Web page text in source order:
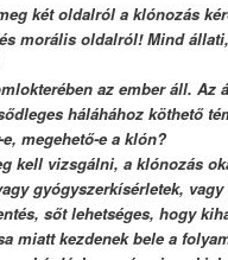
két oldalról a klónozás
morális oldalról! Mind
az ember áll. Az
háláhához köthető
megehető-e a klón?
kell vizsgálni, a klónozás
gyógyszerkísérletek, vagy
sőt lehetséges, hogy
miatt kezdenek bele a